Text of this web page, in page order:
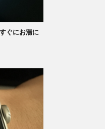
ぐにお湯に